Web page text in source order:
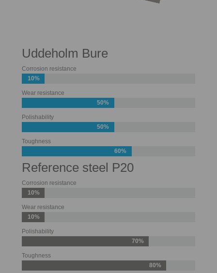
Uddeholm Bure
Corrosion resistance
10%
Wear resistance
50%
Polishability
50%
Toughness
60%
Reference steel P20
Corrosion resistance
10%
Wear resistance
10%
Polishability
70%
Toughness
80%